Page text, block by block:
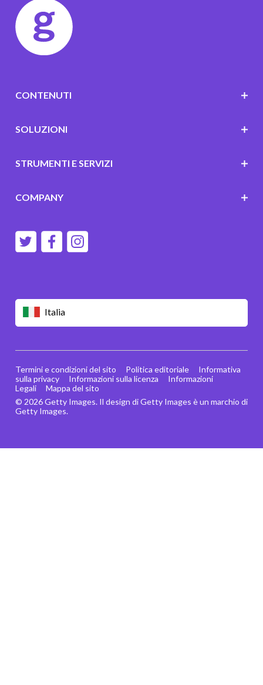
Italia
CONTENUTI
SOLUZIONI
STRUMENTI E SERVIZI
COMPANY
© 2026 Getty Images. Il design di Getty Images è un marchio di
Getty Images.
Termini e condizioni del sito Politica editoriale
Informativa
sulla privacy
Informazioni sulla licenza
Informazioni
Legali
Mappa del sito